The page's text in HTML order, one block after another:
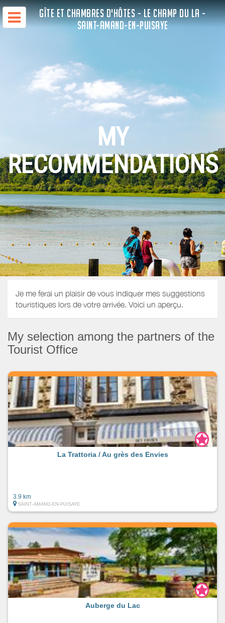
GÎTE ET CHAMBRES D'HÔTES - LE CHAMP DU LA -
SAINT-AMAND-EN-PUISAYE
MY
RECOMMENDATIONS
Je me ferai un plaisir de vous indiquer mes suggestions
touristiques lors de votre arrivée. Voici un aperçu.
My selection among the partners of the
Tourist Office
La Trattoria / Au grès des Envies
3.9 km
SAINT-AMAND-EN-PUISAYE
Auberge du Lac